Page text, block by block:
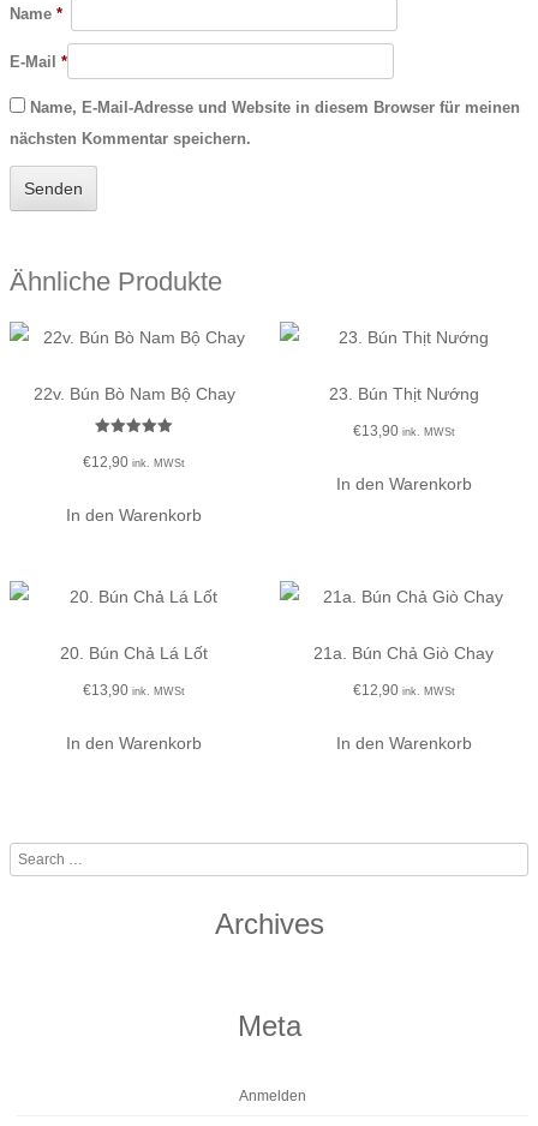
Name *
E-Mail *
Name, E-Mail-Adresse und Website in diesem Browser für meinen
nächsten Kommentar speichern.
Ähnliche Produkte
22v. Bún Bò Nam Bộ Chay
5.00
€12,90 ink. MWSt
In den Warenkorb
23. Bún Thịt Nướng
€13,90 ink. MWSt
In den Warenkorb
20. Bún Chả Lá Lốt
€13,90 ink. MWSt
In den Warenkorb
21a. Bún Chả Giò Chay
€12,90 ink. MWSt
In den Warenkorb
Search
Archives
Meta
Anmelden